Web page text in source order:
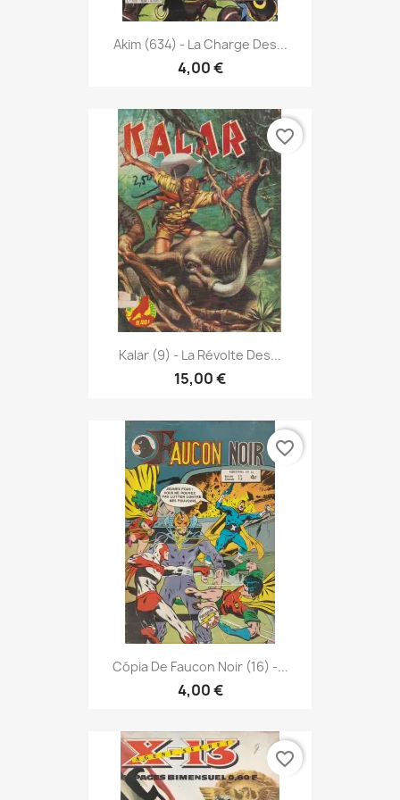
Akim (634) - La Charge Des...
4,00 €
Kalar (9) - La Révolte Des...
15,00 €
favorite_border
Cópia De Faucon Noir (16) -...
4,00 €
favorite_border
favorite_border